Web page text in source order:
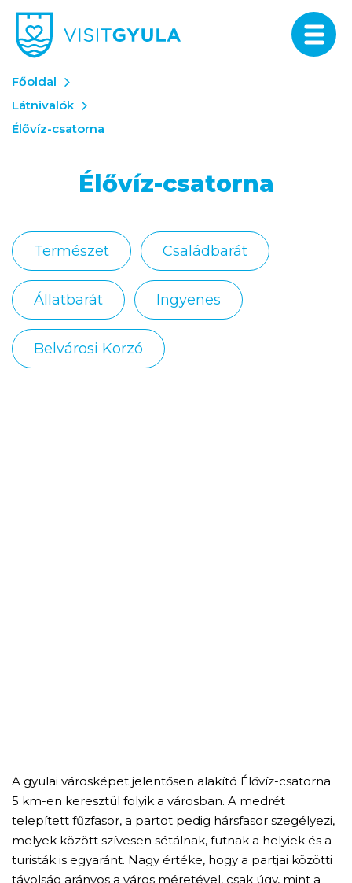
Főoldal
Látnivalók
Élővíz-csatorna
Élővíz-csatorna
Természet Családbarát
Állatbarát Ingyenes
Belvárosi Korzó
A gyulai városképet jelentősen alakító Élővíz-csatorna
5 km-en keresztül folyik a városban. A medrét
telepített fűzfasor, a partot pedig hársfasor szegélyezi,
melyek között szívesen sétálnak, futnak a helyiek és a
turisták is egyaránt. Nagy értéke, hogy a partjai közötti
távolság arányos a város méretével, csak úgy, mint a